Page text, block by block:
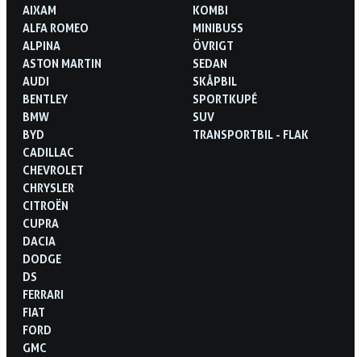
AIXAM
ALFA ROMEO
ALPINA
ASTON MARTIN
AUDI
BENTLEY
BMW
BYD
CADILLAC
CHEVROLET
CHRYSLER
CITROËN
CUPRA
DACIA
DODGE
DS
FERRARI
FIAT
FORD
GMC
KOMBI
MINIBUSS
ÖVRIGT
SEDAN
SKÅPBIL
SPORTKUPÉ
SUV
TRANSPORTBIL - FLAK